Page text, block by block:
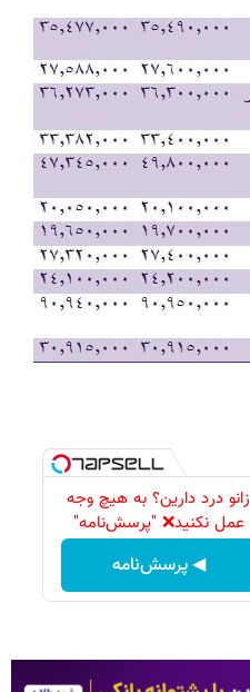
زانو درد دارین؟ به هیچ وجه
عمل نکنید❌ "پرسش‌نامه"
◀ پرسش‌نامه